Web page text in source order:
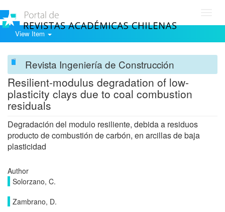
View Item
Revista Ingeniería de Construcción
Resilient-modulus degradation of low-
plasticity clays due to coal combustion
residuals
Degradación del modulo resiliente, debida a residuos
producto de combustión de carbón, en arcillas de baja
plasticidad
Author
Solorzano, C.
Zambrano, D.